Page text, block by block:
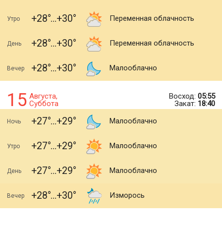
Утро +28 +30 Переменная облачность
День +28 +30 Переменная облачность
Вечер +28 +30 Малооблачно
15 Августа,
Суббота
Восход: 05:55
Закат: 18:40
Ночь +27 +29 Малооблачно
Утро +27 +29 Малооблачно
День +27 +29 Малооблачно
Вечер +28 +30 Изморось